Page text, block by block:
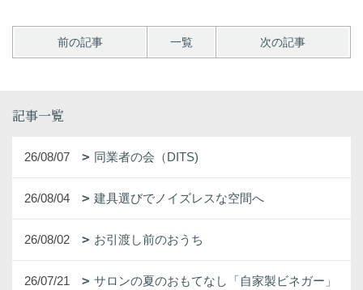
前の記事 一覧 次の記事
記事一覧
26/08/07 同業者の会（DITS)
26/08/04 建具選びでノイズレスな空間へ
26/08/02 お引渡し前のおうち
26/07/21 サロンの夏のおもてなし「自家製ビネガー」